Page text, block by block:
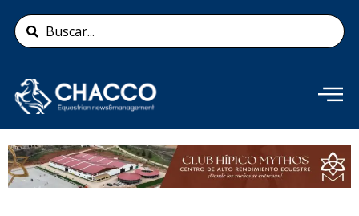
contenido
Search
...
Añade aquí tu texto de
cabecera